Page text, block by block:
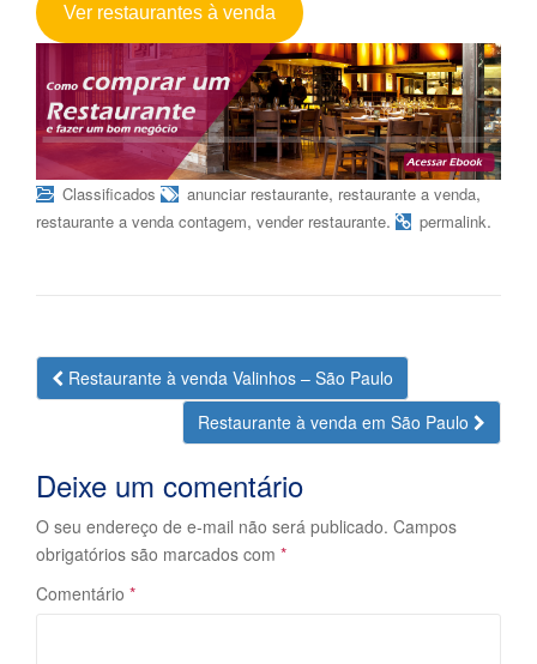
Ver restaurantes à venda
Classificados anunciar restaurante, restaurante a venda,
restaurante a venda contagem, vender restaurante. permalink.
Navegação
da
Postagem
Restaurante à venda Valinhos – São Paulo
Restaurante à venda em São Paulo
Deixe um comentário
O seu endereço de e-mail não será publicado. Campos
obrigatórios são marcados com *
Comentário *